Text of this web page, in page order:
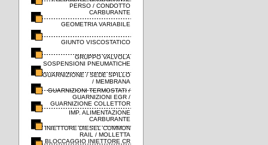
PERSO / CONDOTTO
CARBURANTE
GEOMETRIA VARIABILE
GIUNTO VISCOSTATICO
GRUPPO VALVOLA
SOSPENSIONI PNEUMATICHE
GUARNIZIONE / SEDE SPILLO
/ MEMBRANA
GUARNIZIONI TERMOSTATI /
GUARNIZIONI EGR /
GUARNIZIONE COLLETTOR
IMP. ALIMENTAZIONE
CARBURANTE
INIETTORE DIESEL COMMON
RAIL / MOLLETTA
BLOCCAGGIO INIETTORE CR